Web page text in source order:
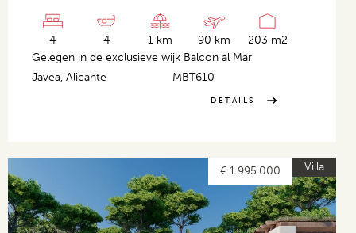
4 4 1 km 90 km
203 m2
Gelegen in de exclusieve wijk Balcon al Mar
Javea, Alicante
MBT610
DETAILS
Villa
€ 1.995.000